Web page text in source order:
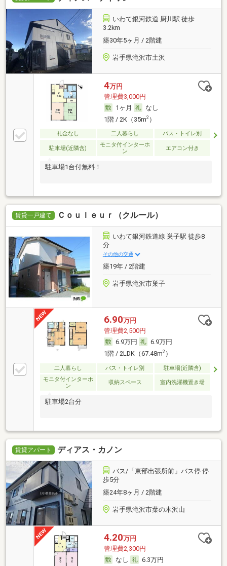
いわて銀河鉄道 厨川駅 徒歩
3.2km
築30年5ヶ月 / 2階建
岩手県滝沢市土沢
4万円
管理費3,000円
1ヶ月
なし
1階 / 2K（35m2）
礼金なし 二人暮らし バス・トイレ別
駐車場(近隣含)
モニタ付インターホ
ン
エアコン付き
駐車場1台付無料！
賃貸一戸建て Ｃｏｕｌｅｕｒ（クルール）
いわて銀河鉄道線 巣子駅 徒歩8
分
その他の交通
築19年 / 2階建
岩手県滝沢市巣子
6.90万円
管理費2,500円
6.9万円
6.9万円
1階 / 2LDK（67.48m2）
二人暮らし バス・トイレ別
駐車場(近隣含)
モニタ付インターホ
ン
収納スペース 室内洗濯機置き場
駐車場2台分
賃貸アパート ディアス・カノン
バス/「東部出張所前」バス停 停
歩5分
築24年8ヶ月 / 2階建
岩手県滝沢市葉の木沢山
4.20万円
管理費2,300円
なし
6.3万円